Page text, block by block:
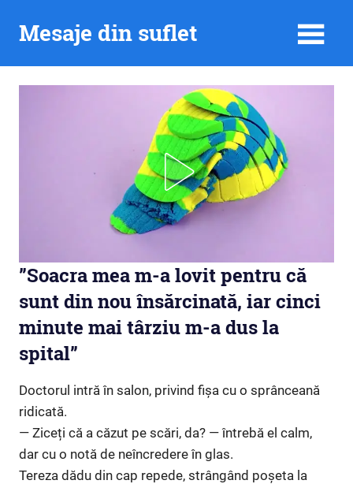
Mesaje din suflet
”Soacra mea m-a lovit pentru că
sunt din nou însărcinată, iar cinci
minute mai târziu m-a dus la
spital”
Doctorul intră în salon, privind fișa cu o sprânceană
ridicată.
— Ziceți că a căzut pe scări, da? — întrebă el calm,
dar cu o notă de neîncredere în glas.
Tereza dădu din cap repede, strângând poșeta la